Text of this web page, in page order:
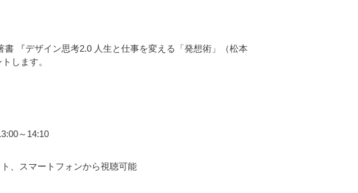
『デザイン思考2.0 人生と仕事を変える「発想術」（松本
します。
～14:10
、スマートフォンから視聴可能